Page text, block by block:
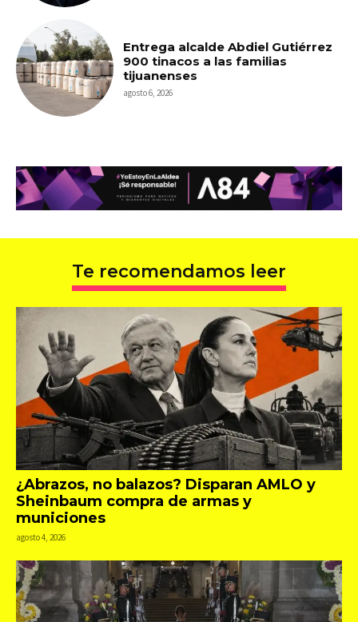
Entrega alcalde Abdiel Gutiérrez
900 tinacos a las familias
tijuanenses
agosto 6, 2026
Te recomendamos leer
¿Abrazos, no balazos? Disparan AMLO y
Sheinbaum compra de armas y
municiones
agosto 4, 2026